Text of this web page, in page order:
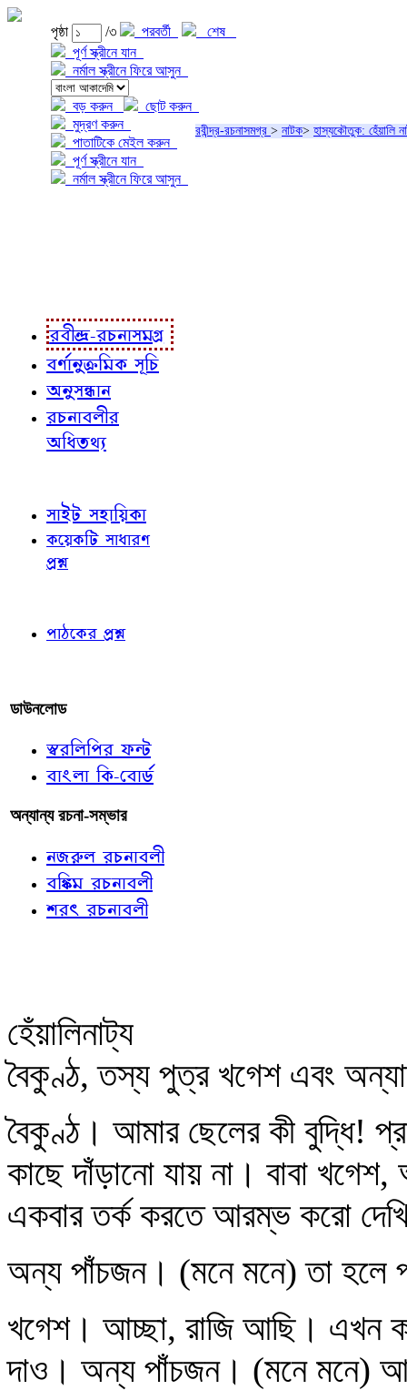
পৃষ্ঠা /৩ পরবর্তী
শেষ
পূর্ণ স্ক্রীনে যান
নর্মাল স্ক্রীনে ফিরে আসুন
বড় করুন
ছোট করুন
মুদ্রণ করুন
পাতাটিকে মেইল করুন
পূর্ণ স্ক্রীনে যান
নর্মাল স্ক্রীনে ফিরে আসুন
রবীন্দ্র-রচনাসমগ্র > নাটক> হাস্যকৌতুক: হেঁয়ালি
রবীন্দ্র-রচনাসমগ্র
বর্ণানুক্রমিক সূচি
অনুসন্ধান
রচনাবলীর
অধিতথ্য
সাইট সহায়িকা
কয়েকটি সাধারণ
প্রশ্ন
পাঠকের প্রশ্ন
ডাউনলোড
স্বরলিপির ফন্ট
বাংলা কি-বোর্ড
অন্যান্য রচনা-সম্ভার
নজরুল রচনাবলী
বঙ্কিম রচনাবলী
শরৎ রচনাবলী
হেঁয়ালিনাট্য
বৈকুণ্ঠ, তস্য পুত্র খগেশ এবং
বৈকুণ্ঠ। আমার ছেলের কী বুদ্ধি!
কাছে দাঁড়ানো যায় না। বাবা
একবার তর্ক করতে আরম্ভ করো
অন্য পাঁচজন। (মনে মনে) তা হলে
খগেশ। আচ্ছা, রাজি আছি। এখন
দাও। অন্য পাঁচজন। (মনে মনে)